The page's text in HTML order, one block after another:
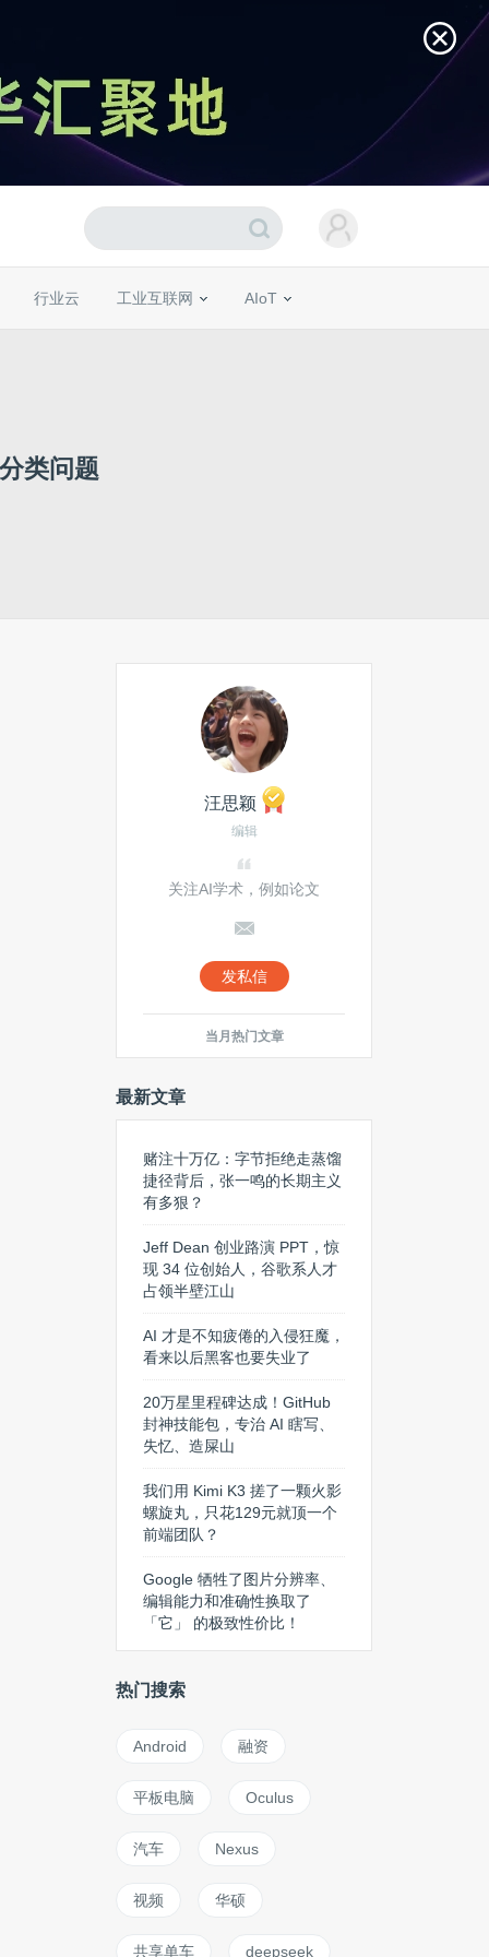
行业云 工业互联网 AIoT
类问题
汪思颖
编辑
关注AI学术，例如论文
发私信
当月热门文章
最新文章
赌注十万亿：字节拒绝走蒸馏
捷径背后，张一鸣的长期主义
有多狠？
Jeff Dean 创业路演 PPT，惊
现 34 位创始人，谷歌系人才
占领半壁江山
AI 才是不知疲倦的入侵狂魔，
看来以后黑客也要失业了
20万星里程碑达成！GitHub
封神技能包，专治 AI 瞎写、
失忆、造屎山
我们用 Kimi K3 搓了一颗火影
螺旋丸，只花129元就顶一个
前端团队？
Google 牺牲了图片分辨率、
编辑能力和准确性换取了
「它」 的极致性价比！
热门搜索
Android 融资
平板电脑 Oculus
汽车 Nexus
视频 华硕
共享单车 deepseek